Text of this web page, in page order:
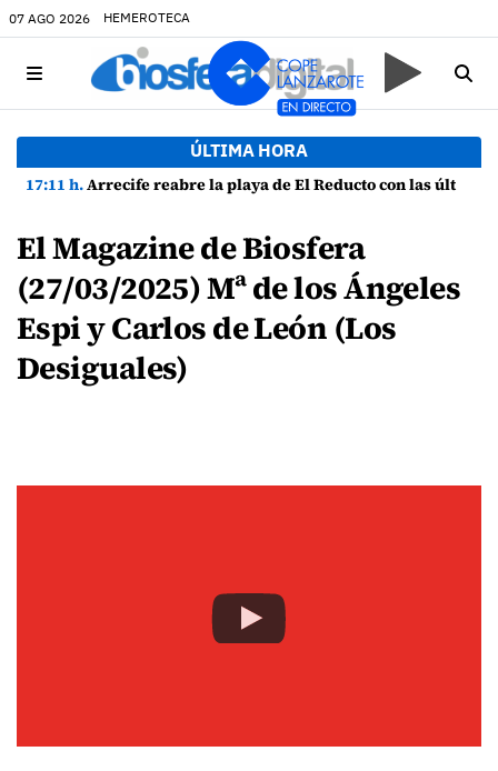
07 AGO 2026 HEMEROTECA
ÚLTIMA HORA
17:11 h.Arrecife reabre la playa de El Reducto con las últimas analíticas mostrando "una buena calidad de las aguas para el baño"
El Magazine de Biosfera
(27/03/2025) Mª de los Ángeles
Espi y Carlos de León (Los
Desiguales)